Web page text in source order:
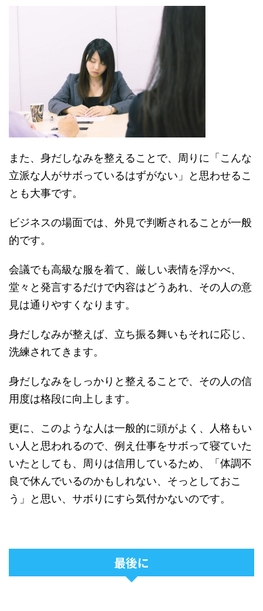
また、身だしなみを整えることで、周りに「こんな
立派な人がサボっているはずがない」と思わせるこ
とも大事です。
ビジネスの場面では、外見で判断されることが一般
的です。
会議でも高級な服を着て、厳しい表情を浮かべ、
堂々と発言するだけで内容はどうあれ、その人の意
見は通りやすくなります。
身だしなみが整えば、立ち振る舞いもそれに応じ、
洗練されてきます。
身だしなみをしっかりと整えることで、その人の信
用度は格段に向上します。
更に、このような人は一般的に頭がよく、人格もい
い人と思われるので、例え仕事をサボって寝ていた
いたとしても、周りは信用しているため、「体調不
良で休んでいるのかもしれない、そっとしておこ
う」と思い、サボりにすら気付かないのです。
最後に